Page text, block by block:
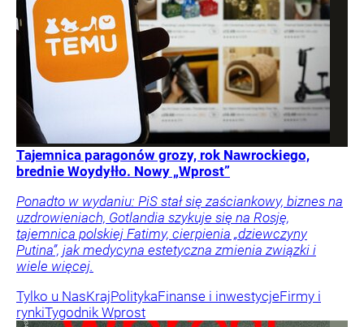
Tajemnica paragonów grozy, rok Nawrockiego,
brednie Woydyłło. Nowy „Wprost”
Ponadto w wydaniu: PiS stał się zaściankowy, biznes na
uzdrowieniach, Gotlandia szykuje się na Rosję,
tajemnica polskiej Fatimy, cierpienia „dziewczyny
Putina”, jak medycyna estetyczna zmienia związki i
wiele więcej.
Tylko u NasKrajPolitykaFinanse i inwestycjeFirmy i
rynkiTygodnik Wprost